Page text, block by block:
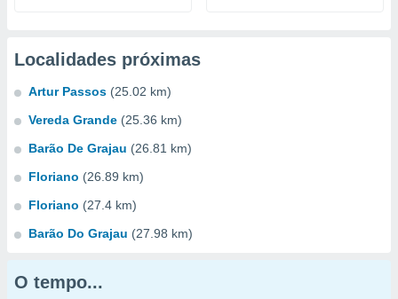
Localidades próximas
Artur Passos (25.02 km)
Vereda Grande (25.36 km)
Barão De Grajau (26.81 km)
Floriano (26.89 km)
Floriano (27.4 km)
Barão Do Grajau (27.98 km)
O tempo...